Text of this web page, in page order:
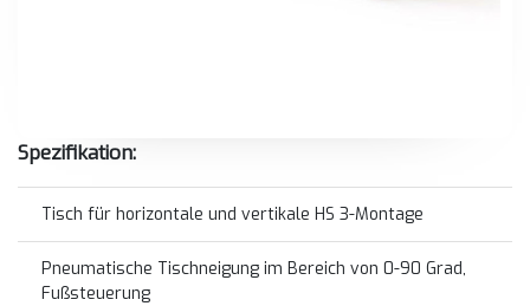
Spezifikation:
Tisch für horizontale und vertikale HS 3-Montage
Pneumatische Tischneigung im Bereich von 0-90 Grad,
Fußsteuerung